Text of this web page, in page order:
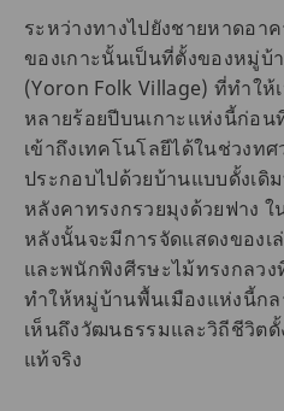
ระหว่างทางไปยังชายหาดอา
ของเกาะนั้นเป็นที่ตั้งของหมู่บ้
(Yoron Folk Village) ที่ทำใ
หลายร้อยปีบนเกาะแห่งนี้ก่อน
เข้าถึงเทคโนโลยีได้ในช่วงท
ประกอบไปด้วยบ้านแบบดั้งเ
หลังคาทรงกรวยมุงด้วยฟาง
หลังนั้นจะมีการจัดแสดงของเ
และพนักพิงศีรษะไม้ทรงกลว
ทำให้หมู่บ้านพื้นเมืองแห่งนี้ก
เห็นถึงวัฒนธรรมและวิถีชีวิตดั้
แท้จริง